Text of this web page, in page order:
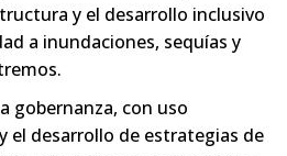
y el desarrollo inclusivo
a inundaciones, sequías y
gobernanza, con uso
el desarrollo de estrategias de